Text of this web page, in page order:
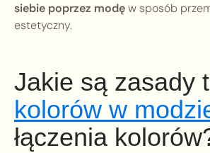
siebie poprzez modęw sposób
estetyczny.
Jakie są zasady
kolorów w
łączenia